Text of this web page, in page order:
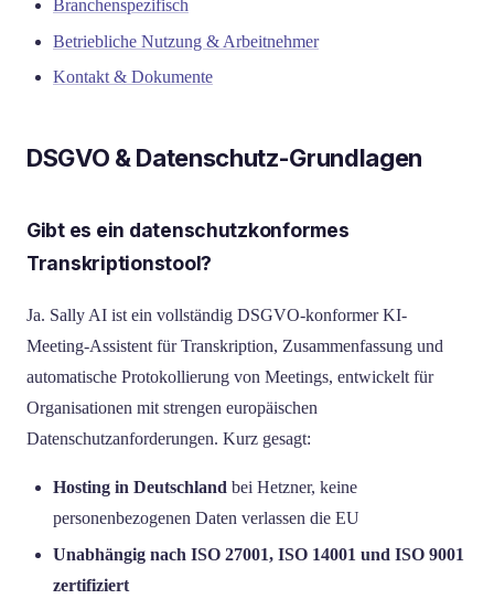
Branchenspezifisch
Betriebliche Nutzung & Arbeitnehmer
Kontakt & Dokumente
DSGVO & Datenschutz-Grundlagen
Gibt es ein datenschutzkonformes
Transkriptionstool?
Ja. Sally AI ist ein vollständig DSGVO-konformer KI-
Meeting-Assistent für Transkription, Zusammenfassung und
automatische Protokollierung von Meetings, entwickelt für
Organisationen mit strengen europäischen
Datenschutzanforderungen. Kurz gesagt:
Hosting in Deutschland bei Hetzner, keine
personenbezogenen Daten verlassen die EU
Unabhängig nach ISO 27001, ISO 14001 und ISO 9001
zertifiziert